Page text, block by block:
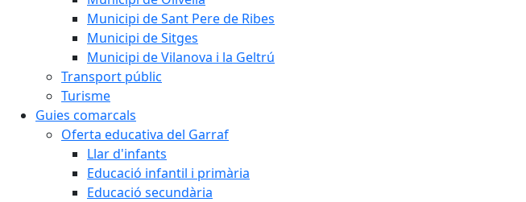
Municipi de Sant Pere de Ribes
Municipi de Sitges
Municipi de Vilanova i la Geltrú
Transport públic
Turisme
Guies comarcals
Oferta educativa del Garraf
Llar d'infants
Educació infantil i primària
Educació secundària